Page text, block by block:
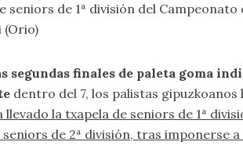
de 1ª división del
(Orio)
finales de paleta goma
dentro del 7, los palistas gipuzkoanos
llevado la txapela de seniors de 1ª
de 2ª división, tras imponerse